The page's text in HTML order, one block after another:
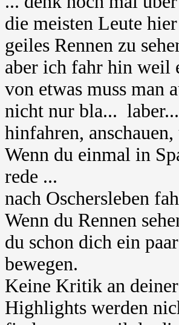
die meisten Leute
geiles Rennen zu
aber ich fahr hin weil
von etwas muss man
nicht nur bla...
hinfahren,
Wenn du einmal in
rede ...
nach Oschersleben
Wenn du Rennen
du schon dich ein
bewegen.
Keine Kritik an
Highlights werden